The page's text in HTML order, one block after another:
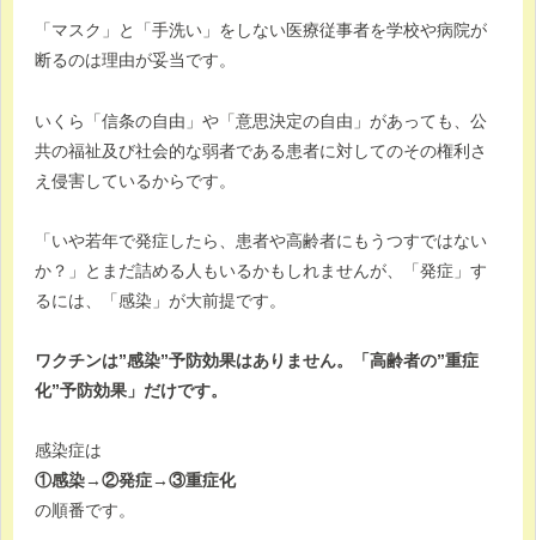
「マスク」と「手洗い」をしない医療従事者を学校や病院が
断るのは理由が妥当です。
いくら「信条の自由」や「意思決定の自由」があっても、公
共の福祉及び社会的な弱者である患者に対してのその権利さ
え侵害しているからです。
「いや若年で発症したら、患者や高齢者にもうつすではない
か？」とまだ詰める人もいるかもしれませんが、「発症」す
るには、「感染」が大前提です。
ワクチンは”感染”予防効果はありません。「高齢者の”重症
化”予防効果」だけです。
感染症は
①感染→②発症→③重症化
の順番です。